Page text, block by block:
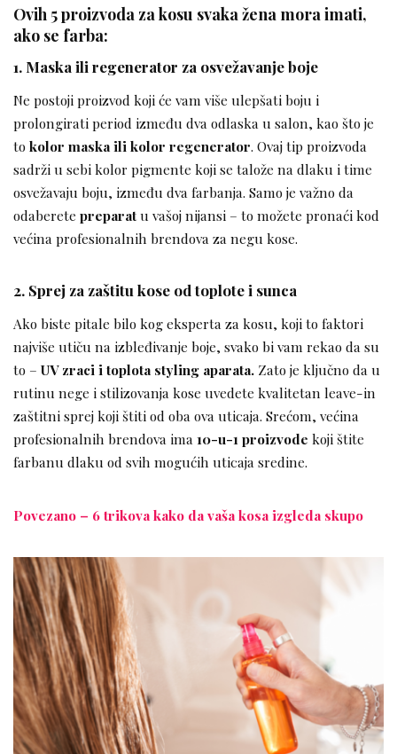
Ovih 5 proizvoda za kosu svaka žena mora imati,
ako se farba:
1. Maska ili regenerator za osvežavanje boje
Ne postoji proizvod koji će vam više ulepšati boju i
prolongirati period između dva odlaska u salon, kao što je
tokolor maska ili kolor regenerator. Ovaj tip proizvoda
sadrži u sebi kolor pigmente koji se talože na dlaku i time
osvežavaju boju, između dva farbanja. Samo je važno da
odaberete preparatu vašoj nijansi – to možete pronaći kod
većina profesionalnih brendova za negu kose.
2. Sprej za zaštitu kose od toplote i sunca
Ako biste pitale bilo kog eksperta za kosu, koji to faktori
najviše utiču na izbleđivanje boje, svako bi vam rekao da su
to – UV zraci i toplota styling aparata. Zato je ključno da u
rutinu nege i stilizovanja kose uvedete kvalitetan leave-in
zaštitni sprej koji štiti od oba ova uticaja. Srećom, većina
profesionalnih brendova ima 10-u-1 proizvode koji štite
farbanu dlaku od svih mogućih uticaja sredine.
Povezano – 6 trikova kako da vaša kosa izgleda skupo